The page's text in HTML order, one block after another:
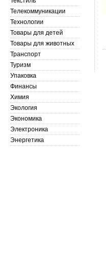
Телекоммуникации
Технологии
Товары для детей
Товары для животных
Транспорт
Туризм
Упаковка
Финансы
Химия
Экология
Экономика
Электроника
Энергетика